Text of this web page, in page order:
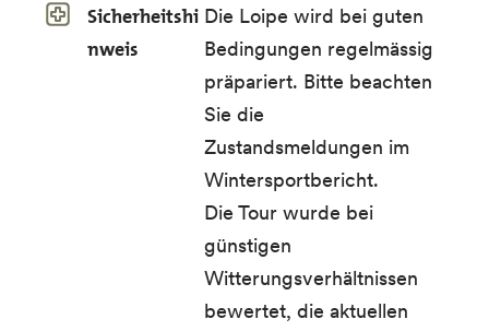
Sicherheitshi
nweis
Die Loipe wird bei guten
Bedingungen regelmässig
präpariert. Bitte beachten
Sie die
Zustandsmeldungen im
Wintersportbericht.
Die Tour wurde bei
günstigen
Witterungsverhältnissen
bewertet, die aktuellen